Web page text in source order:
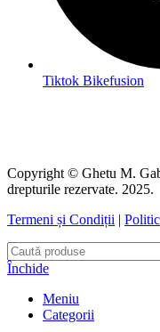
Tiktok Bikefusion
Copyright © Ghetu M.
drepturile rezervate. 2025.
Termeni și Condiții |
Închide
Meniu
Categorii